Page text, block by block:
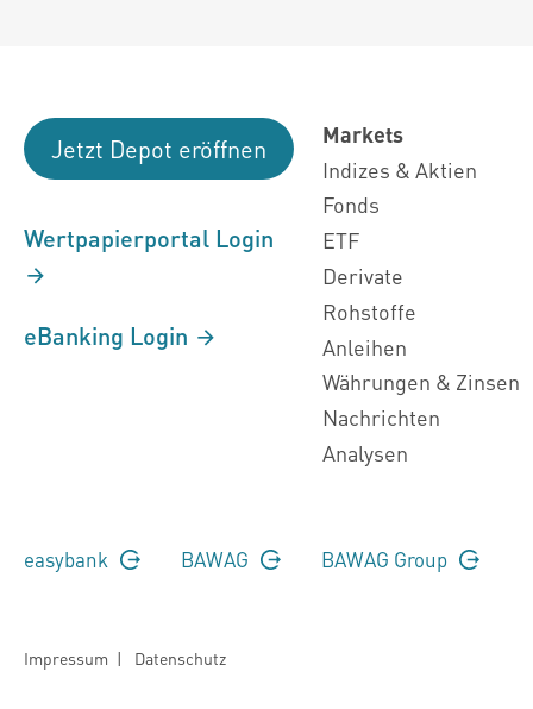
Jetzt Depot eröffnen
Wertpapierportal Login
eBanking Login
Markets
Indizes & Aktien
Fonds
ETF
Derivate
Rohstoffe
Anleihen
Währungen & Zinsen
Nachrichten
Analysen
easybank BAWAG BAWAG Group
Impressum | Datenschutz